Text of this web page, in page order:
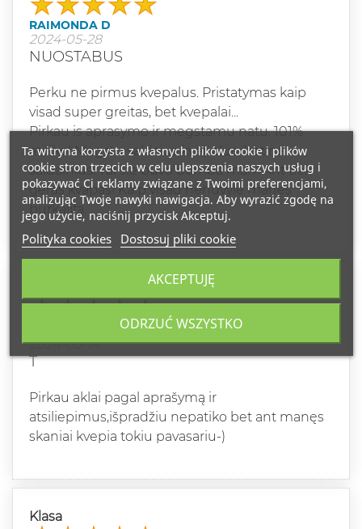
RAIMONDA D
2024-05-28
NUOSTABUS
Perku ne pirmus kvepalus. Pristatymas kaip
visad super greitas, bet kvepalai...
Pirkau is aprasymo ir megstamu natu. 101%
atitiko! Megstu saldzius kvepalus, bet ne
saldainius. Tai sie buvo bomba man! Ant tiek
geras kvapas! Kaip visad nenuvyle manes
burkalifa.
2024-03-14
T
Pirkau aklai pagal aprašymą ir
atsiliepimus,išpradžiu nepatiko bet ant manęs
skaniai kvepia tokiu pavasariu-)
Klasa
Ta witryna korzysta z własnych plików cookie i plików
cookie stron trzecich w celu ulepszenia naszych usług i
pokazywać Ci reklamy związane z Twoimi preferencjami,
analizując Twoje nawyki nawigacja. Aby wyrazić zgodę na
jego użycie, naciśnij przycisk Akceptuj.
Polityka cookies Dostosuj pliki cookie
ODRZUĆ WSZYSTKO
AKCEPTUJĘ